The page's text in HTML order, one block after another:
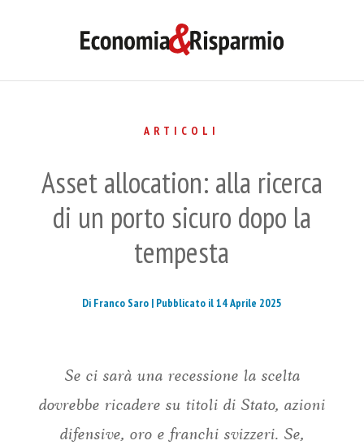
ARTICOLI
Asset allocation: alla ricerca
di un porto sicuro dopo la
tempesta
Di Franco Saro | Pubblicato il 14 Aprile 2025
Se ci sarà una recessione la scelta
dovrebbe ricadere su titoli di Stato, azioni
difensive, oro e franchi svizzeri. Se,